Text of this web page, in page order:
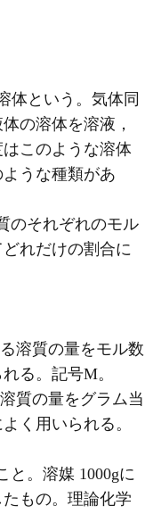
体という。気体同
の溶体を溶液，
このような溶体
うな種類があ
のそれぞれのモル
れだけの割合に
溶質の量をモル数
る。記号M。
質の量をグラム当
く用いられる。
。溶媒 1000gに
もの。理論化学